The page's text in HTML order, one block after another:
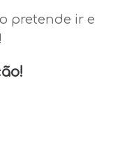
pretende ir e